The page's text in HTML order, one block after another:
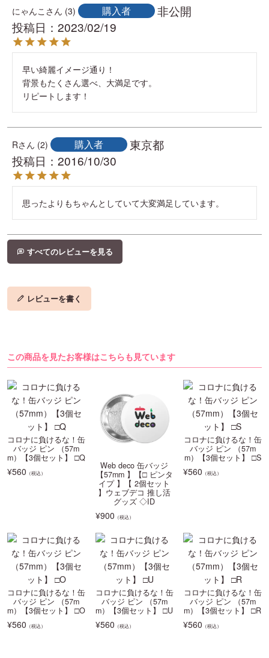
にゃんこ 3 購入者
非公開
投稿日
2023/02/19
早い綺麗イメージ通り！
背景もたくさん選べ、大満足です。
リピートします！
R 2 購入者
東京都
投稿日
2016/10/30
思ったよりもちゃんとしていて大変満足しています。
すべてのレビューを見る
レビューを書く
この商品を見たお客様はこちらも見ています
コロナに負けるな！缶
バッジ ピン （57m
m）【3個セット】 □Q
¥560 （税込）
Web deco 缶バッジ
【57mm 】【□ ピンタ
イプ 】【 2個セット
】ウェブデコ 推し活
グッズ ◇ID
¥900 （税込）
コロナに負けるな！缶
バッジ ピン （57m
m）【3個セット】 □S
¥560 （税込）
コロナに負けるな！缶
バッジ ピン （57m
m）【3個セット】 □O
¥560 （税込）
コロナに負けるな！缶
バッジ ピン （57m
m）【3個セット】 □U
¥560 （税込）
コロナに負けるな！缶
バッジ ピン （57m
m）【3個セット】 □R
¥560 （税込）